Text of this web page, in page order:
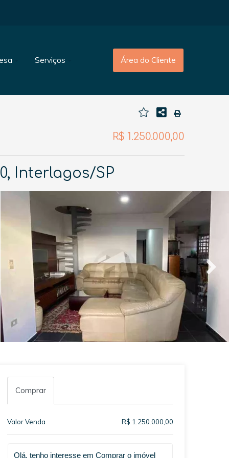
Serviços Área do Cliente
R$ 1.250.000,00
Interlagos/SP
Comprar
Valor Venda R$ 1.250.000,00